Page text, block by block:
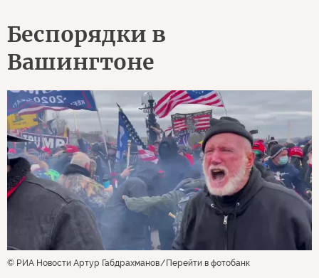
Беспорядки в
Вашингтоне
© РИА Новости Артур Габдрахманов Перейти в фотобанк